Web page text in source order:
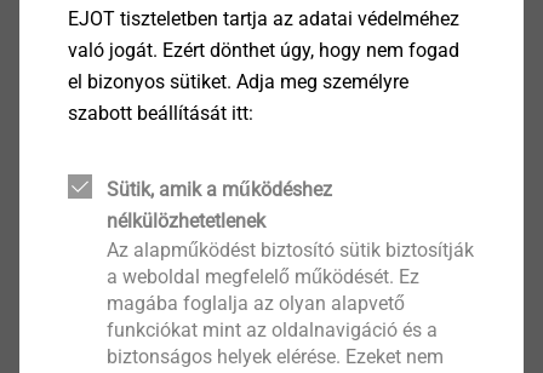
EJOWELD® Application Check
®
EJOT tiszteletben tartja az adatai védelméhez
való jogát. Ezért dönthet úgy, hogy nem fogad
el bizonyos sütiket. Adja meg személyre
szabott beállítását itt:
Sütik, amik a működéshez
nélkülözhetetlenek
Az alapműködést biztosító sütik biztosítják
a weboldal megfelelő működését. Ez
magába foglalja az olyan alapvető
funkciókat mint az oldalnavigáció és a
biztonságos helyek elérése. Ezeket nem